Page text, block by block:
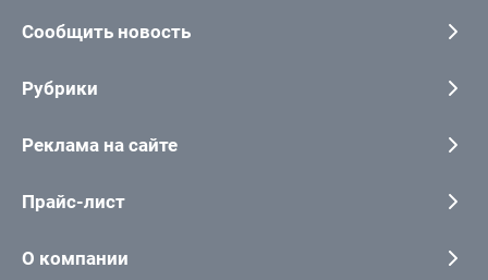
Сообщить новость
Рубрики
Реклама на сайте
Прайс-лист
О компании